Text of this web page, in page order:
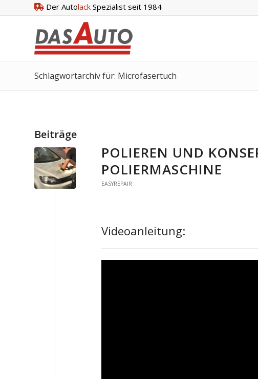
Der Autolack Spezialist seit 1984
Schlagwortarchiv für: Microfasertuch
Beiträge
POLIEREN UND
POLIERMASCHINE
EASYREPAIR
Videoanleitung: